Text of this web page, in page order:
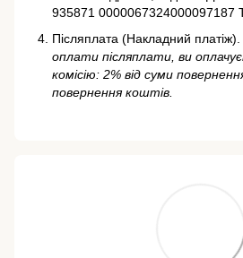
935871 0000067324000097187
Післяплата (Накладний платіж).
оплати післяплати, ви
комісію: 2% від суми
повернення коштів.